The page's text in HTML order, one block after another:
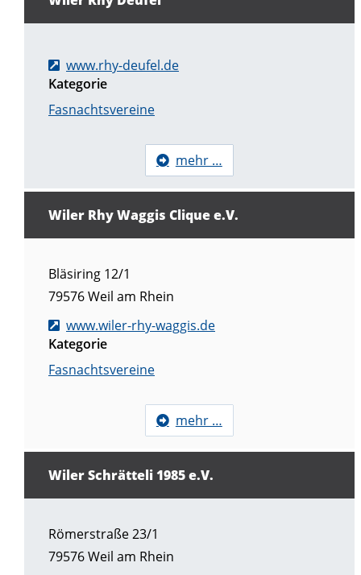
www.rhy-deufel.de
Kategorie
Fasnachtsvereine
mehr …
Wiler Rhy Waggis Clique e.V.
Bläsiring 12/1
79576Weil am Rhein
www.wiler-rhy-waggis.de
Kategorie
Fasnachtsvereine
mehr …
Wiler Schrätteli 1985 e.V.
Römerstraße 23/1
79576Weil am Rhein